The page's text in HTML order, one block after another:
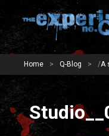
Home > Q-Blog > /A